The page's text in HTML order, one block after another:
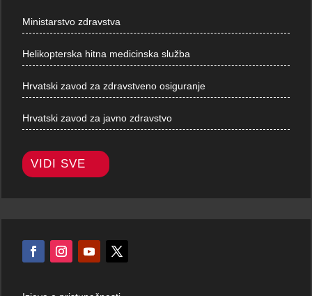
Ministarstvo zdravstva
Helikopterska hitna medicinska služba
Hrvatski zavod za zdravstveno osiguranje
Hrvatski zavod za javno zdravstvo
VIDI SVE